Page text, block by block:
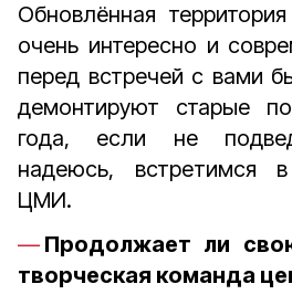
Обновлённая
очень интересно и
перед встречей с вами
демонтируют старые
года, если не
надеюсь, встретимся
ЦМИ.
Продолжает ли
творческая команда